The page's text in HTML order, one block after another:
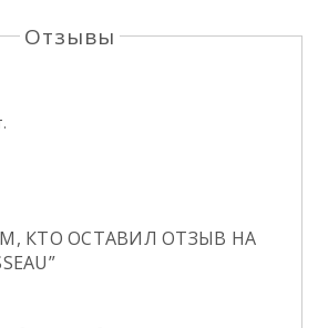
Отзывы
КТО ОСТАВИЛ ОТЗЫВ НА